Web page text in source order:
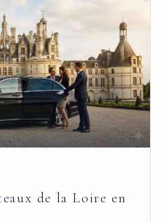
de la Loire en